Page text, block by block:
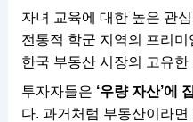
자녀 교육에 대한 높은 관
전통적 학군 지역의 프리
한국 부동산 시장의 고유
투자자들은 ‘우량 자산’에
다. 과거처럼 부동산이라